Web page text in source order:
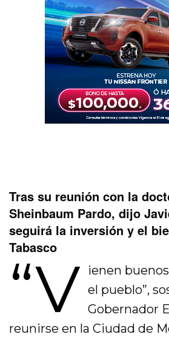
Tras su reunión con la
Sheinbaum Pardo, dijo
seguirá la inversión y el
Tabasco
“V
ienen
el pueblo”,
Gobernador
reunirse en la Ciudad de